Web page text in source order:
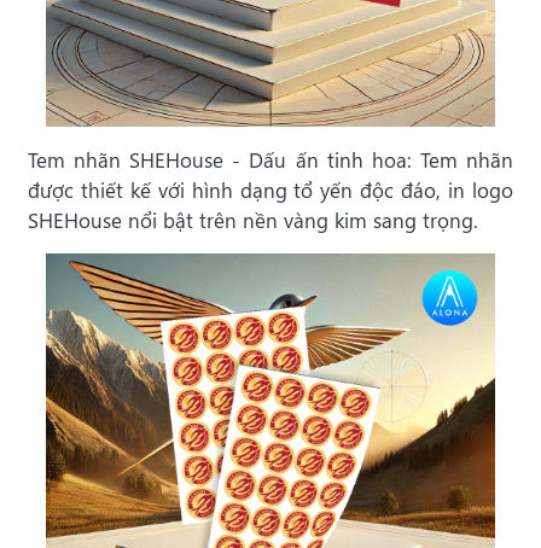
Tem nhãn SHEHouse - Dấu ấn tinh hoa: Tem nhãn
được thiết kế với hình dạng tổ yến độc đáo, in logo
SHEHouse nổi bật trên nền vàng kim sang trọng.